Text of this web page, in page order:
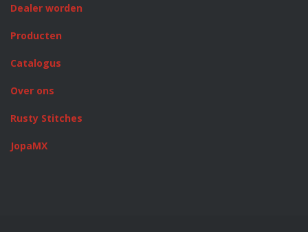
Dealer worden
Producten
Catalogus
Over ons
Rusty Stitches
JopaMX